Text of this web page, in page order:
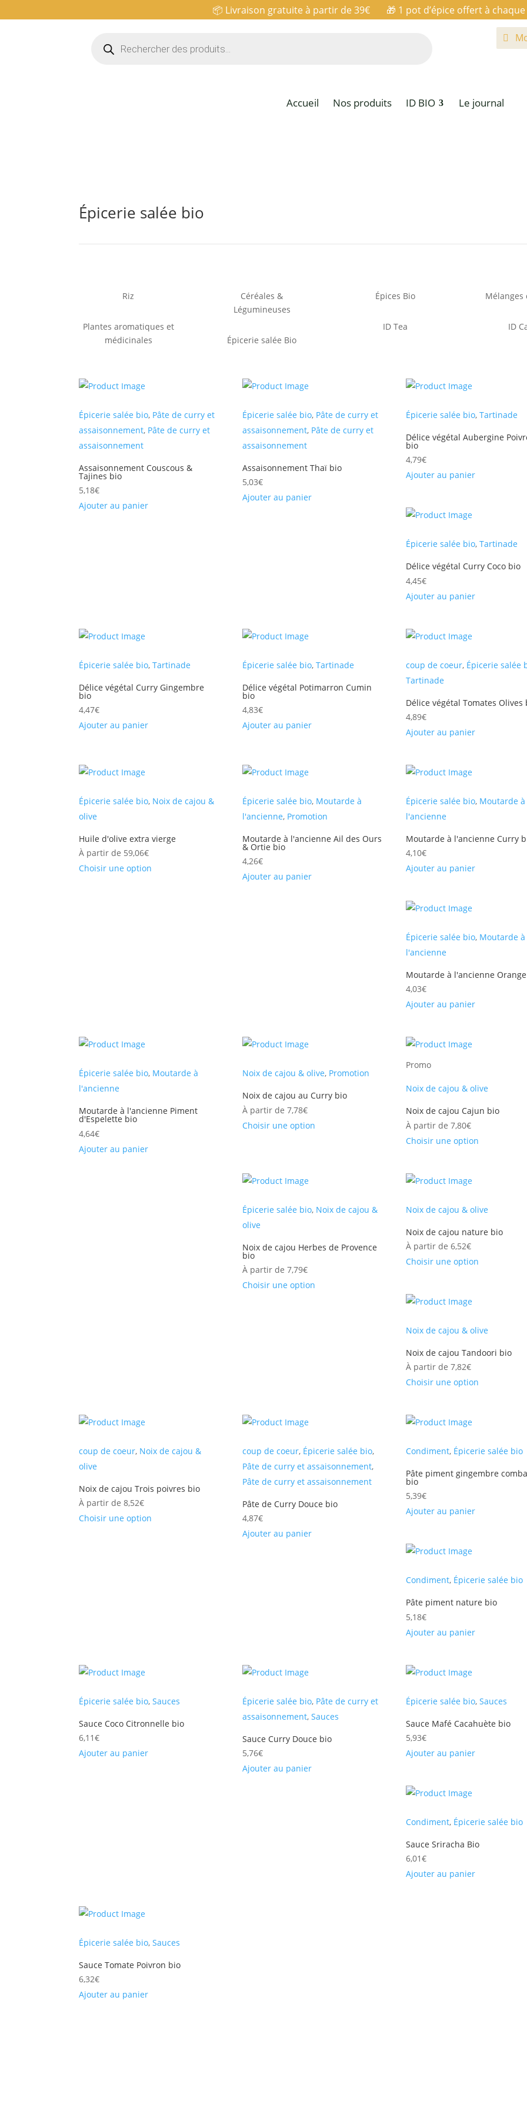
📦 Livraison gratuite à partir de 39€ 🎁 1 pot d’épice offert à
produits
Accueil Nos produits ID BIO Le journal
Épicerie salée bio
Riz
Plantes aromatiques et
médicinales
Céréales &
Légumineuses
Épicerie salée Bio
Épices Bio
ID Tea
Mélanges
ID
Épicerie salée bio, Pâte de curry et
assaisonnement, Pâte de curry et
assaisonnement
Assaisonnement Couscous &
Tajines bio
5,18€
Ajouter au panier
Épicerie salée bio, Pâte de curry et
assaisonnement, Pâte de curry et
assaisonnement
Assaisonnement Thaï bio
5,03€
Ajouter au panier
Épicerie salée bio,Tartinade
Délice végétal Aubergine
bio
4,79€
Ajouter au panier
Épicerie salée bio,Tartinade
Délice végétal Curry Coco bio
4,45€
Ajouter au panier
Épicerie salée bio,Tartinade
Délice végétal Curry Gingembre
bio
4,47€
Ajouter au panier
Épicerie salée bio,Tartinade
Délice végétal Potimarron Cumin
bio
4,83€
Ajouter au panier
coup de coeur, Épicerie salée
Tartinade
Délice végétal Tomates Olives
4,89€
Ajouter au panier
Épicerie salée bio, Noix de cajou &
olive
Huile d'olive extra vierge
À partir de 59,06€
Choisir une option
Épicerie salée bio, Moutarde à
l'ancienne, Promotion
Moutarde à l'ancienne Ail des Ours
& Ortie bio
4,26€
Ajouter au panier
Épicerie salée bio, Moutarde à
l'ancienne
Moutarde à l'ancienne Curry
4,10€
Ajouter au panier
Épicerie salée bio, Moutarde à
l'ancienne
Moutarde à l'ancienne
4,03€
Ajouter au panier
Épicerie salée bio, Moutarde à
l'ancienne
Moutarde à l'ancienne Piment
d'Espelette bio
4,64€
Ajouter au panier
Noix de cajou & olive, Promotion
Noix de cajou au Curry bio
À partir de7,78€
Choisir une option
Promo
Noix de cajou & olive
Noix de cajou Cajun bio
À partir de7,80€
Choisir une option
Épicerie salée bio, Noix de cajou &
olive
Noix de cajou Herbes de Provence
bio
À partir de7,79€
Choisir une option
Noix de cajou & olive
Noix de cajou nature bio
À partir de6,52€
Choisir une option
Noix de cajou & olive
Noix de cajou Tandoori bio
À partir de7,82€
Choisir une option
coup de coeur, Noix de cajou &
olive
Noix de cajou Trois poivres bio
À partir de8,52€
Choisir une option
coup de coeur, Épicerie salée bio,
Pâte de curry et assaisonnement,
Pâte de curry et assaisonnement
Pâte de Curry Douce bio
4,87€
Ajouter au panier
Condiment, Épicerie salée bio
Pâte piment gingembre
bio
5,39€
Ajouter au panier
Condiment, Épicerie salée bio
Pâte piment nature bio
5,18€
Ajouter au panier
Épicerie salée bio,Sauces
Sauce Coco Citronnelle bio
6,11€
Ajouter au panier
Épicerie salée bio, Pâte de curry et
assaisonnement,Sauces
Sauce Curry Douce bio
5,76€
Ajouter au panier
Épicerie salée bio,Sauces
Sauce Mafé Cacahuète bio
5,93€
Ajouter au panier
Condiment, Épicerie salée bio
Sauce Sriracha Bio
6,01€
Ajouter au panier
Épicerie salée bio,Sauces
Sauce Tomate Poivron bio
6,32€
Ajouter au panier